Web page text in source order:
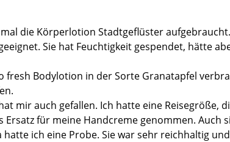
die Körperlotion Stadtgeflüster
Sie hat Feuchtigkeit gespendet, hätte
fresh Bodylotion in der Sorte Granatapfel
mir auch gefallen. Ich hatte eine Reisegröße,
Ersatz für meine Handcreme genommen. Auch
ich eine Probe. Sie war sehr reichhaltig